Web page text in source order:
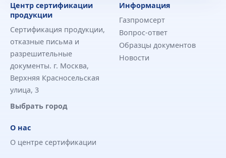
Центр сертификации
продукции
Сертификация продукции,
отказные письма и
разрешительные
документы. г. Москва,
Верхняя Красносельская
улица, 3
Выбрать город
Информация
Газпромсерт
Вопрос-ответ
Образцы документов
Новости
О нас
О центре сертификации